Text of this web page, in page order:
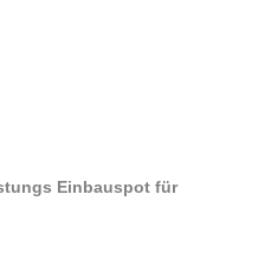
Einbauspot für